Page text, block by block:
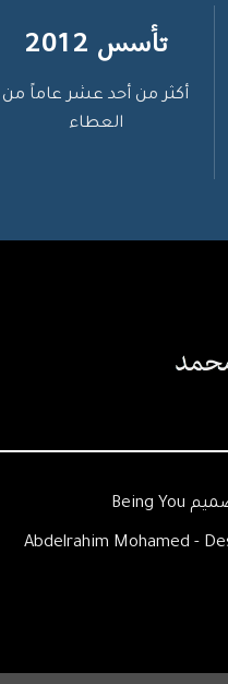
تأسس 2012
أكثر من أحد عشر عاماً من
العطاء